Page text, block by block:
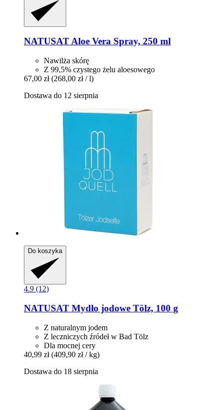
NATUSATAloe Vera Spray, 250 ml
Nawilża skórę
Z 99,5% czystego żelu aloesowego
67,00 zł (268,00 zł / l)
Dostawa do 12 sierpnia
Do koszyka
4.9 (12)
NATUSAT Mydło jodowe Tölz, 100 g
Z naturalnym jodem
Z leczniczych źródeł w Bad Tölz
Dla mocnej cery
40,99 zł (409,90 zł / kg)
Dostawa do 18 sierpnia